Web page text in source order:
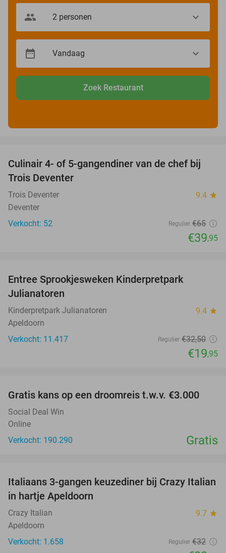
Zoek Restaurant
39%
Culinair 4- of 5-gangendiner van de chef bij
Trois Deventer
Trois Deventer 9.4 star
Deventer
Verkocht: 52
Regulier €65
€39,95
Entree Sprookjesweken Kinderpretpark
Julianatoren
Kinderpretpark Julianatoren 9.4 star
Apeldoorn
Verkocht: 11.417
Regulier €32,50
€19,95
Gratis kans op een droomreis t.w.v. €3.000
Social Deal Win
Online
Verkocht: 190.290
Gratis
27%
Italiaans 3-gangen keuzediner bij Crazy Italian
in hartje Apeldoorn
Crazy Italian 9.7 star
Apeldoorn
Verkocht: 1.658
Regulier €32